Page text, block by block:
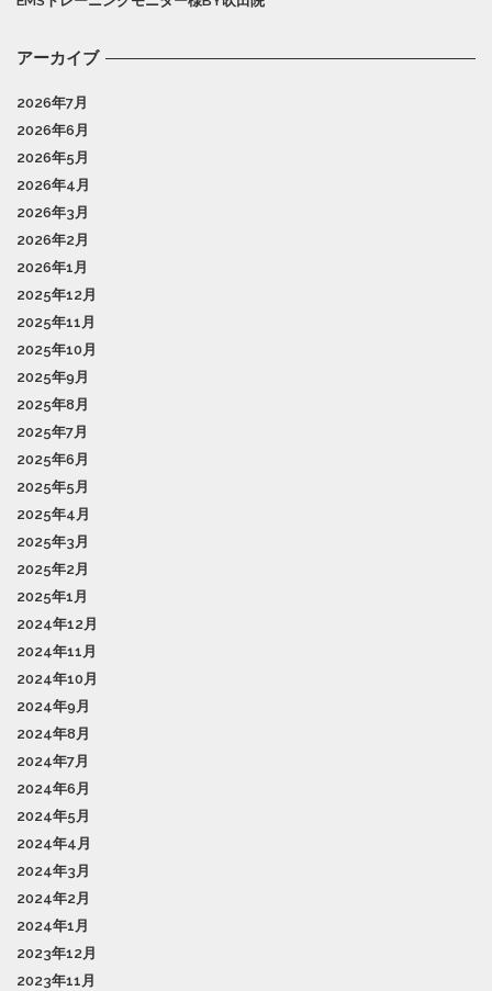
アーカイブ
2026年7月
2026年6月
2026年5月
2026年4月
2026年3月
2026年2月
2026年1月
2025年12月
2025年11月
2025年10月
2025年9月
2025年8月
2025年7月
2025年6月
2025年5月
2025年4月
2025年3月
2025年2月
2025年1月
2024年12月
2024年11月
2024年10月
2024年9月
2024年8月
2024年7月
2024年6月
2024年5月
2024年4月
2024年3月
2024年2月
2024年1月
2023年12月
2023年11月